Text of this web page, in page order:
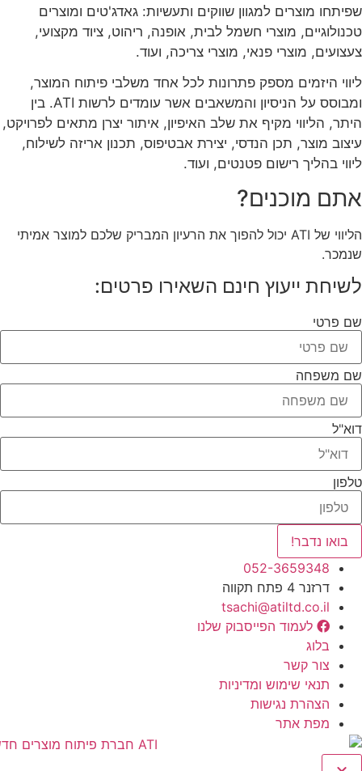
שפיתחו מוצרים למגוון שווקים ותעשיות: גאדג'טים ומוצרים
טכנולוגיים, מוצרי חשמל לבית, אופנה, ריהוט, ציוד מקצועי,
צעצועים, מוצרי פנאי, מוצרי צריכה, ועוד.
ליווי היזמים מספק פתרונות לכל אחד משלבי פיתוח המוצר,
ומבוסס על הניסיון והמשאבים אשר עומדים לרשות ATI. בין
היתר, הליווי מקיף את שלב האיפיון, איתור יצרן מתאים לפרויקט,
עיצוב מוצר, תכן הנדסי, יצירת אבטיפוס, תכנון אריזה לשילוח,
ליווי בהליך רישום פטנטים, ועוד.
אתם מוכנים?
הליווי של ATI יכול להפוך את הרעיון המבריק שלכם למוצר אמיתי
שנמכר.
לשיחת ייעוץ חינם השאירו פרטים:
שם פרטי
שם משפחה
דוא"ל
טלפון
בואו נדבר!
052-3659348
דרזנר 4 פתח תקווה
tsachi@atiltd.co.il
לעמוד הפייסבוק שלנו
בלוג
צור קשר
תנאי שימוש ומדיניות
הצהרת נגישות
מפת אתר